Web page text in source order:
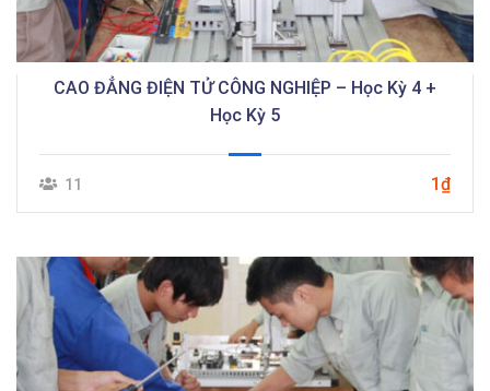
CAO ĐẲNG ĐIỆN TỬ CÔNG NGHIỆP – Học Kỳ 4 +
Học Kỳ 5
11 1₫